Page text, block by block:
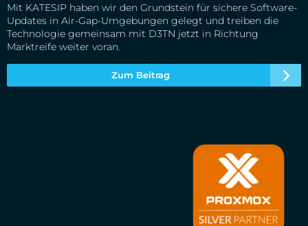
Mit KATESIP haben wir den Grundstein für sichere Software-
Updates in Air-Gap-Umgebungen gelegt und treiben die
Technologie gemeinsam mit D3TN jetzt in Richtung
Marktreife weiter voran.
Zum Beitrag